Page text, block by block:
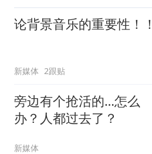
论背景音乐的重要性！！
新媒体 2跟贴
旁边有个抢活的…怎么
办？人都过去了？
新媒体